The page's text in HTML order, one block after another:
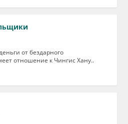
от бездарного
отношение к Чингис Хану..